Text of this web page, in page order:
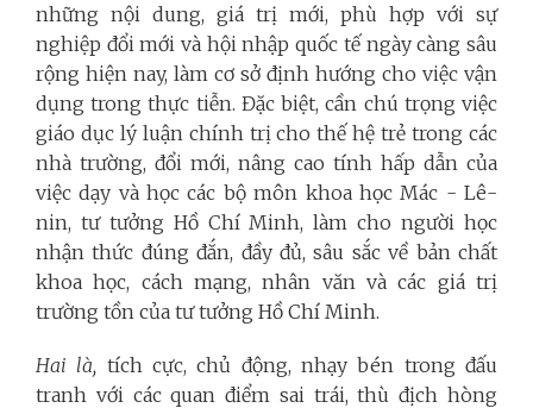
những nội dung, giá trị mới, phù hợp với sự
nghiệp đổi mới và hội nhập quốc tế ngày càng sâu
rộng hiện nay, làm cơ sở định hướng cho việc vận
dụng trong thực tiễn. Đặc biệt, cần chú trọng việc
giáo dục lý luận chính trị cho thế hệ trẻ trong các
nhà trường, đổi mới, nâng cao tính hấp dẫn của
việc dạy và học các bộ môn khoa học Mác - Lê-
nin, tư tưởng Hồ Chí Minh, làm cho người học
nhận thức đúng đắn, đầy đủ, sâu sắc về bản chất
khoa học, cách mạng, nhân văn và các giá trị
trường tồn của tư tưởng Hồ Chí Minh.
Hai là, tích cực, chủ động, nhạy bén trong đấu
tranh với các quan điểm sai trái, thù địch hòng